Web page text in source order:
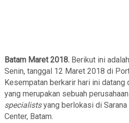
Batam Maret 2018.Berikut ini
Senin, tanggal 12 Maret 2018 di
Kesempatan berkarir hari ini datang
yang merupakan sebuah perusahaan
specialistsyang berlokasi di
Center, Batam.